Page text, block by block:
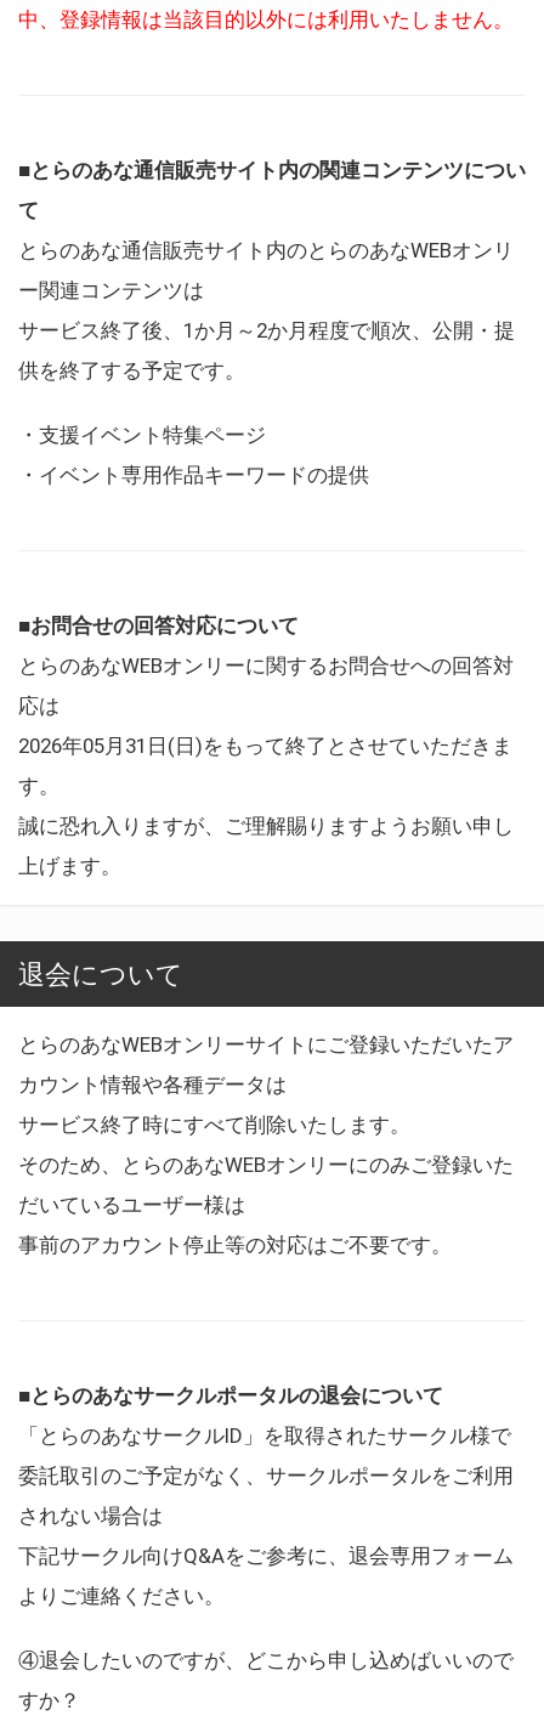
中、登録情報は当該目的以外には利用いたしません。
■とらのあな通信販売サイト内の関連コンテンツについ
て
とらのあな通信販売サイト内のとらのあなWEBオンリ
ー関連コンテンツは
サービス終了後、1か月～2か月程度で順次、公開・提
供を終了する予定です。
・支援イベント特集ページ
・イベント専用作品キーワードの提供
■お問合せの回答対応について
とらのあなWEBオンリーに関するお問合せへの回答対
応は
2026年05月31日(日)をもって終了とさせていただきま
す。
誠に恐れ入りますが、ご理解賜りますようお願い申し
上げます。
退会について
とらのあなWEBオンリーサイトにご登録いただいたア
カウント情報や各種データは
サービス終了時にすべて削除いたします。
そのため、とらのあなWEBオンリーにのみご登録いた
だいているユーザー様は
事前のアカウント停止等の対応はご不要です。
■とらのあなサークルポータルの退会について
「とらのあなサークルID」を取得されたサークル様で
委託取引のご予定がなく、サークルポータルをご利用
されない場合は
下記サークル向けQ&Aをご参考に、退会専用フォーム
よりご連絡ください。
④退会したいのですが、どこから申し込めばいいので
すか？